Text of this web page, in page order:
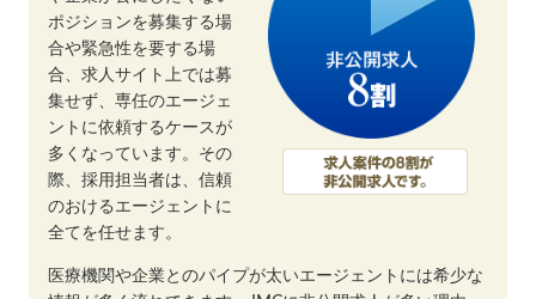
ポジションを募集する場
合や緊急性を要する場
合、求人サイト上では募
集せず、専任のエージェ
ントに依頼するケースが
多くなっています。その
際、採用担当者は、信頼
のおけるエージェントに
全てを任せます。
医療機関や企業とのパイプが太いエージェントには希少な